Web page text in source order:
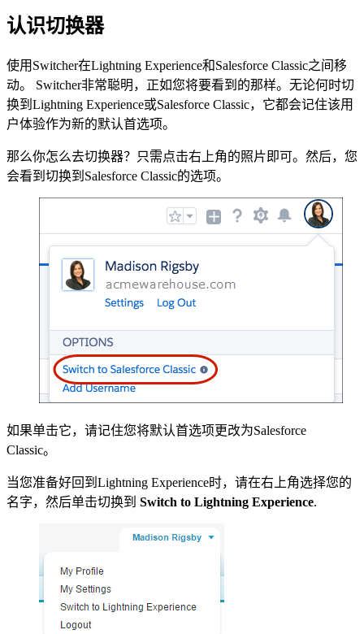
认识切换器
使用Switcher在Lightning Experience和Salesforce Classic之间移
动。 Switcher非常聪明，正如您将要看到的那样。无论何时切
换到Lightning Experience或Salesforce Classic，它都会记住该用
户体验作为新的默认首选项。
那么你怎么去切换器？只需点击右上角的照片即可。然后，您
会看到切换到Salesforce Classic的选项。
如果单击它，请记住您将默认首选项更改为Salesforce
Classic。
当您准备好回到Lightning Experience时，请在右上角选择您的
名字，然后单击切换到 Switch to Lightning Experience.